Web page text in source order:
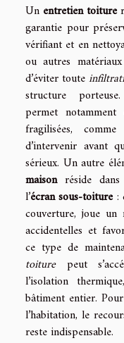
Un entretien toiture
garantie pour
vérifiant et en
ou autres
d’éviter toute
structure
permet notamment
fragilisées,
d’intervenir avant
sérieux. Un autre
maisonréside dans
l’écran sous-toiture:
couverture, joue
accidentelles et
ce type de
toiturepeut
l’isolation
bâtiment entier.
l’habitation, le
reste indispensable.